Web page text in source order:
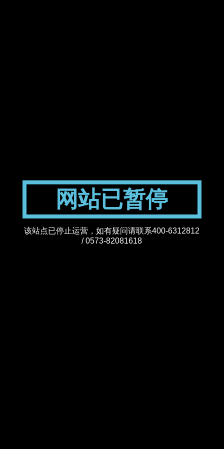
网站已暂停
该站点已停止运营，如有疑问请联系400-6312812
/ 0573-82081618